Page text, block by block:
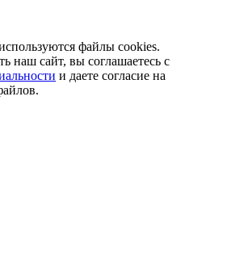
файлы cookies.
наш сайт, вы соглашаетесь с
и даете согласие на